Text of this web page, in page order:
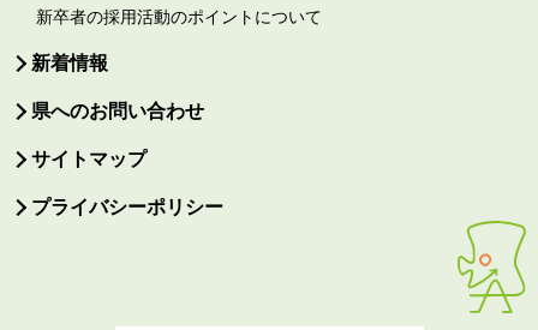
新卒者の採用活動のポイントについて
新着情報
県へのお問い合わせ
サイトマップ
プライバシーポリシー